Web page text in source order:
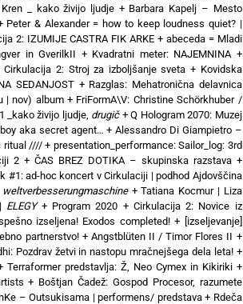
_ kako živijo ljudje+ Barbara Kapelj – Mesto
Peter & Alexander = how to keep loudness quiet? |
2: IZUMIJE CASTRA FIK ARKE+ abeceda = Mladi
in GverilkII + Kvadratni meter: NAJEMNINA +
Cirkulacija 2: Stroj za izboljšanje sveta + Kovidska
SEDANJOST + Razglas: Mehatronična delavnica
| nov) album+ FriFormA\V: Christine Schörkhuber /
_kako živijo ljudje, drugič+Q Hologram 2070: Muzej
aka secret agent… +Alessandro Di Giampietro –
ritual ////+ presentation_performance: Sailor_log: 3rd
2+ ČAS BREZ DOTIKA – skupinska razstava+
#1: ad-hoc koncert v Cirkulaciji | podhod Ajdovščina
weltverbesserungmaschine+Tatiana Kocmur | Liza
ELEGY+ Program 2020 + Cirkulacija 2: Novice iz
izseljena! Exodos completed!+
[izseljevanje]
partnerstvo!+ Angstblüten II / Timor Flores II +
Pozdrav žetvi in nastopu mračnejšega dela leta!+
Terraformer predstavlja: Ž, Neo Cymex in Kikiriki+
+ Boštjan Čadež: Gospod Procesor, razumete
– Outsukisama | performens/ predstava+ Rdeča